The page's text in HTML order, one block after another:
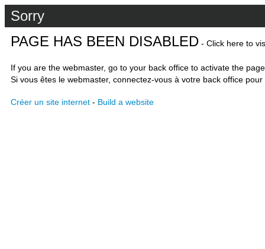
Sorry
PAGE HAS BEEN DISABLED - Click here to
If you are the webmaster, go to your back office to activate the
Si vous êtes le webmaster, connectez-vous à votre back office
Créer un site internet - Build a website